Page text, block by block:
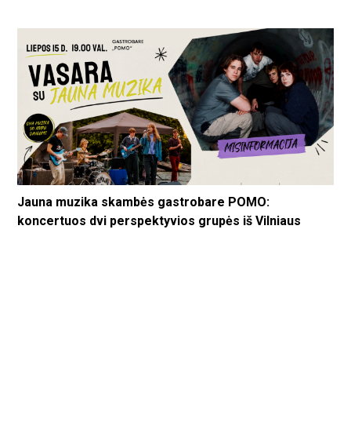
Jauna muzika skambės gastrobare POMO:
koncertuos dvi perspektyvios grupės iš Vilniaus